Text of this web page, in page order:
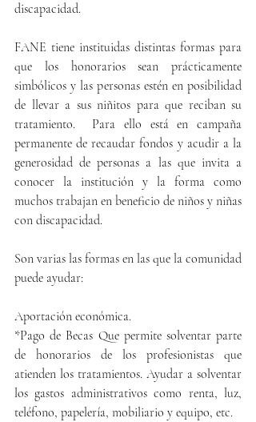
discapacidad.
FANE tiene instituidas distintas formas para
que los honorarios sean prácticamente
simbólicos y las personas estén en posibilidad
de llevar a sus niñitos para que reciban su
tratamiento.  Para ello está en campaña
permanente de recaudar fondos y acudir a la
generosidad de personas a las que invita a
conocer la institución y la forma como
muchos trabajan en beneficio de niños y niñas
con discapacidad.
Son varias las formas en las que la comunidad
puede ayudar:
Aportación económica.
*Pago de Becas Que permite solventar parte
de honorarios de los profesionistas que
atienden los tratamientos. Ayudar a solventar
los gastos administrativos como renta, luz,
teléfono, papelería, mobiliario y equipo, etc.